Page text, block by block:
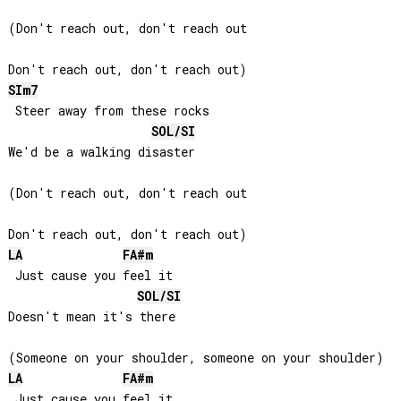
(Don't reach out, don't reach out
SIm7
Steer away from these rocks
SOL/SI
We'd be a walking disaster
(Don't reach out, don't reach out
LA
FA#m
Just cause you feel it
SOL/SI
Doesn't mean it's there
LA
FA#m